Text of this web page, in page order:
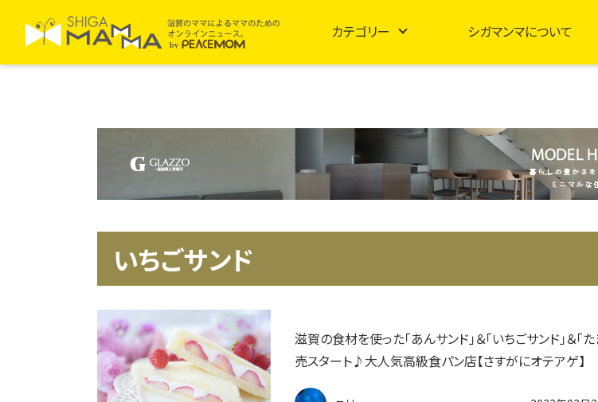
カテゴリー シガマンマについて
いちごサンド
滋賀の食材を使った「あんサンド」＆「いちごサンド」＆「
売スタート♪大人気高級食パン店【さすがにオテアゲ】